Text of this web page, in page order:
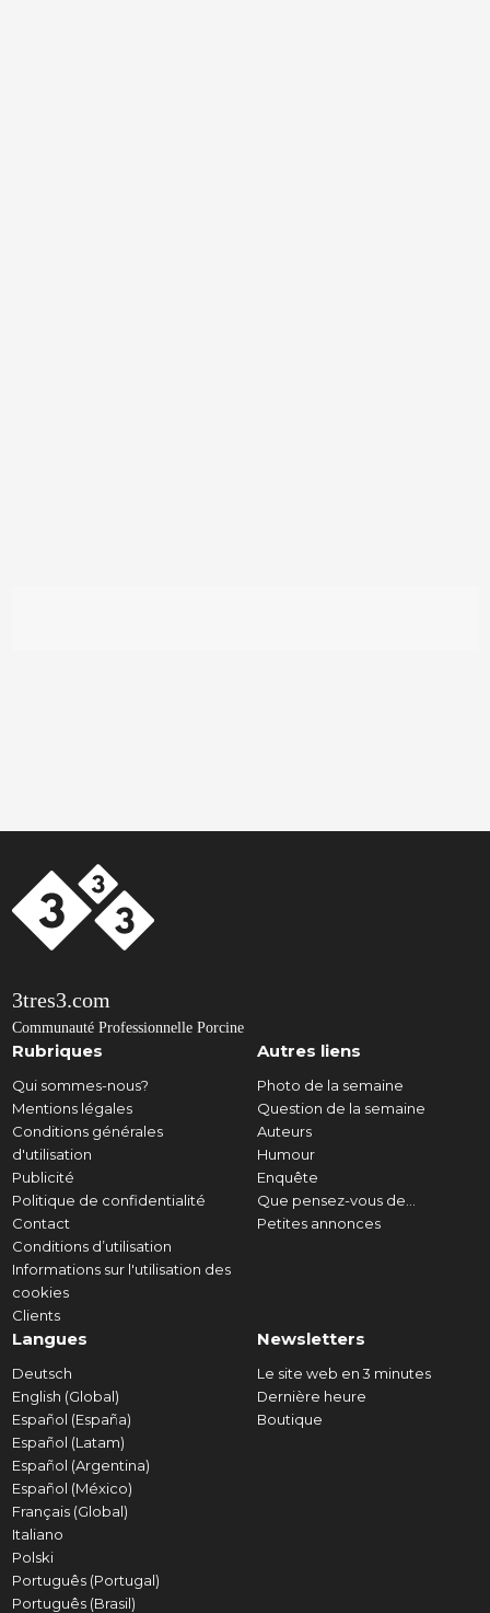
3tres3.com
Communauté Professionnelle Porcine
Rubriques
Qui sommes-nous?
Mentions légales
Conditions générales
d'utilisation
Publicité
Politique de confidentialité
Contact
Conditions d’utilisation
Informations sur l'utilisation des
cookies
Clients
Autres liens
Photo de la semaine
Question de la semaine
Auteurs
Humour
Enquête
Que pensez-vous de...
Petites annonces
Langues
Deutsch
English (Global)
Español (España)
Español (Latam)
Español (Argentina)
Español (México)
Français (Global)
Italiano
Polski
Português (Portugal)
Português (Brasil)
Newsletters
Le site web en 3 minutes
Dernière heure
Boutique